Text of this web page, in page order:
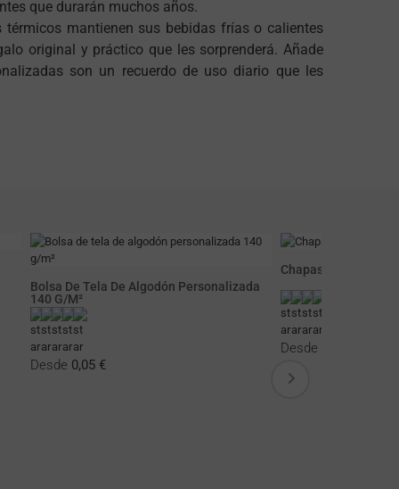
que durarán muchos años.
mantienen sus bebidas frías o calientes
original y práctico que les sorprenderá. Añade
son un recuerdo de uso diario que les
Bolsa De Tela De Algodón Personalizada
140 G/m²
Desde 0,05 €
Chapas Redondas
Desde